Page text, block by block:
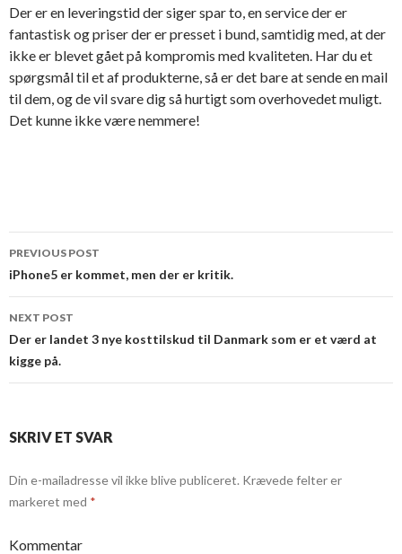
Der er en leveringstid der siger spar to, en service der er
fantastisk og priser der er presset i bund, samtidig med, at der
ikke er blevet gået på kompromis med kvaliteten. Har du et
spørgsmål til et af produkterne, så er det bare at sende en mail
til dem, og de vil svare dig så hurtigt som overhovedet muligt.
Det kunne ikke være nemmere!
Post
navigation
PREVIOUS POST
iPhone5 er kommet, men der er kritik.
NEXT POST
Der er landet 3 nye kosttilskud til Danmark som er et værd at
kigge på.
SKRIV ET SVAR
Din e-mailadresse vil ikke blive publiceret. Krævede felter er
markeret med *
Kommentar